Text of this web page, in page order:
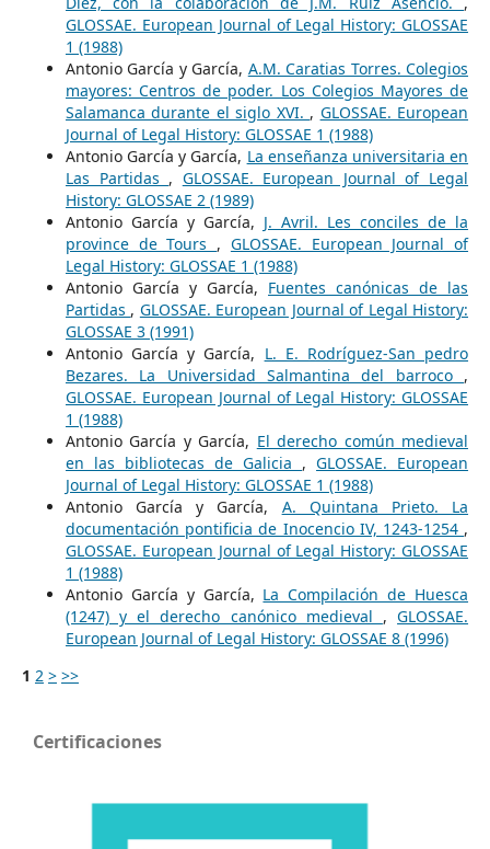
GLOSSAE. European Journal of Legal History: GLOSSAE
1 (1988)
Antonio García y García, A.M. Caratias Torres. Colegios
mayores: Centros de poder. Los Colegios Mayores de
Salamanca durante el siglo XVI. , GLOSSAE. European
Journal of Legal History: GLOSSAE 1 (1988)
Antonio García y García, La enseñanza universitaria en
Las Partidas , GLOSSAE. European Journal of Legal
History: GLOSSAE 2 (1989)
Antonio García y García, J. Avril. Les conciles de la
province de Tours , GLOSSAE. European Journal of
Legal History: GLOSSAE 1 (1988)
Antonio García y García, Fuentes canónicas de las
Partidas , GLOSSAE. European Journal of Legal History:
GLOSSAE 3 (1991)
Antonio García y García, L. E. Rodríguez-San pedro
Bezares. La Universidad Salmantina del barroco ,
GLOSSAE. European Journal of Legal History: GLOSSAE
1 (1988)
Antonio García y García, El derecho común medieval
en las bibliotecas de Galicia ,GLOSSAE. European
Journal of Legal History: GLOSSAE 1 (1988)
Antonio García y García, A. Quintana Prieto. La
documentación pontificia de Inocencio IV, 1243-1254 ,
GLOSSAE. European Journal of Legal History: GLOSSAE
1 (1988)
Antonio García y García, La Compilación de Huesca
(1247) y el derecho canónico medieval ,GLOSSAE.
European Journal of Legal History: GLOSSAE 8 (1996)
1 2 > >>
Certificaciones